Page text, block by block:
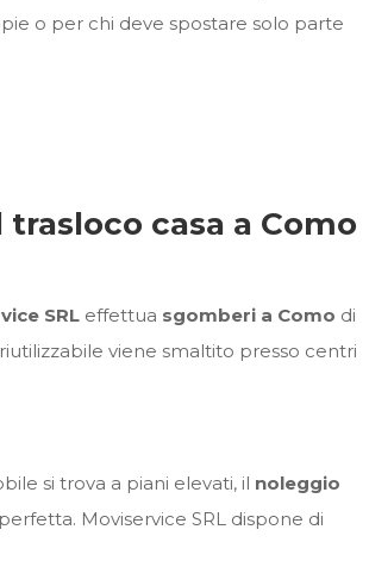
o per chi deve spostare solo parte
casa a Como
SRL effettua sgomberi a Como di
viene smaltito presso centri
si trova a piani elevati, il noleggio
Moviservice SRL dispone di